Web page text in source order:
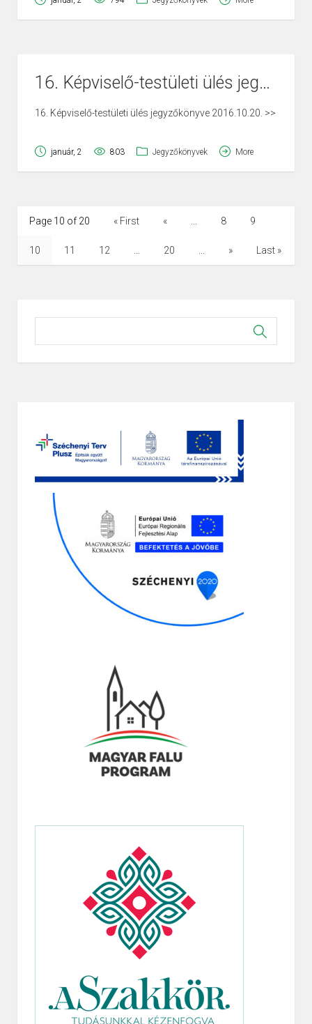
16. Képviselő-testületi ülés jegyzőkönyve 2016.10.20.
16. Képviselő-testületi ülés jegyzőkönyve 2016.10.20. >>
január, 2 803 Jegyzőkönyvek More
Page 10 of 20 « First « ... 8 9
10 11 12 ... 20 ... » Last »